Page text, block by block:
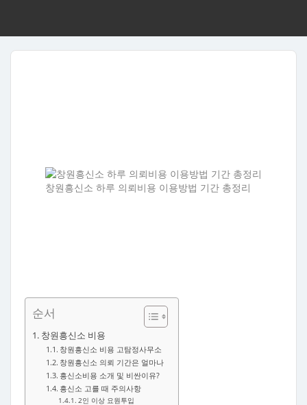
창원흥신소 하루 의뢰비용 이용방법 기간 총정리
순서
창원흥신소 비용
창원흥신소 비용 고탐정사무소
창원흥신소 의뢰 기간은 얼마나
흥신소비용 소개 및 비싼이유?
흥신소 고를 때 주의사항
2인 이상 요원투입